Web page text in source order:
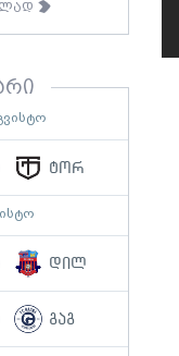
ტორ
დილ
გაგ